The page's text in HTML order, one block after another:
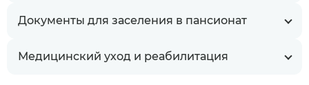
Документы для заселения в пансионат
Медицинский уход и реабилитация